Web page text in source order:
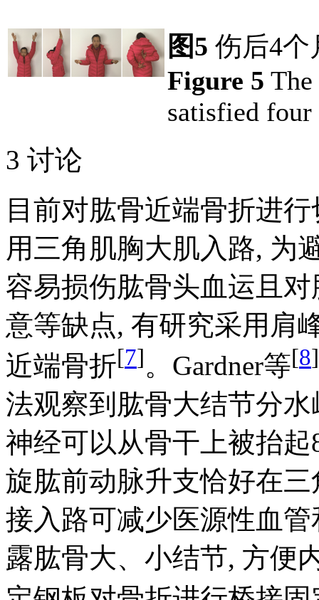
图5 伤后4个
Figure 5
satisfied
3 讨论
目前对肱骨近端骨折进
用三角肌胸大肌入路, 为
容易损伤肱骨头血运且
意等缺点, 有研究采用肩
近端骨折[7]。Gardner等[8]
法观察到肱骨大结节分
神经可以从骨干上被抬
旋肱前动脉升支恰好在
接入路可减少医源性血
露肱骨大、小结节, 方便